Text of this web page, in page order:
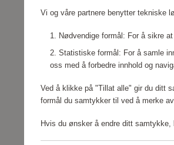
Vi og våre partnere benytter tekniske
Nødvendige formål: For å sikre
Statistiske formål: For å samle
oss med å forbedre innhold og
Ved å klikke på "Tillat alle" gir du ditt
formål du samtykker til ved å merke
Hvis du ønsker å endre ditt